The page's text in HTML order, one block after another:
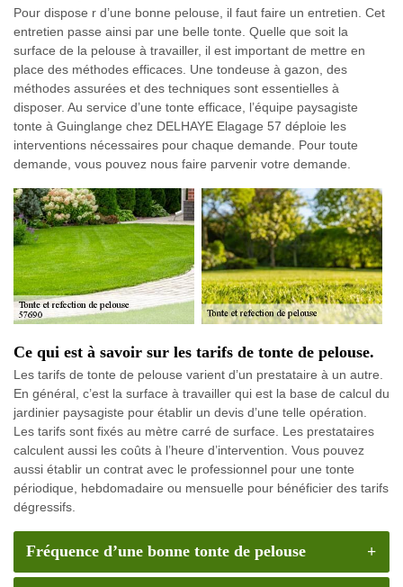
Pour dispose r d’une bonne pelouse, il faut faire un entretien. Cet
entretien passe ainsi par une belle tonte. Quelle que soit la
surface de la pelouse à travailler, il est important de mettre en
place des méthodes efficaces. Une tondeuse à gazon, des
méthodes assurées et des techniques sont essentielles à
disposer. Au service d’une tonte efficace, l’équipe paysagiste
tonte à Guinglange chez DELHAYE Elagage 57 déploie les
interventions nécessaires pour chaque demande. Pour toute
demande, vous pouvez nous faire parvenir votre demande.
Ce qui est à savoir sur les tarifs de tonte de pelouse.
Les tarifs de tonte de pelouse varient d’un prestataire à un autre.
En général, c’est la surface à travailler qui est la base de calcul du
jardinier paysagiste pour établir un devis d’une telle opération.
Les tarifs sont fixés au mètre carré de surface. Les prestataires
calculent aussi les coûts à l’heure d’intervention. Vous pouvez
aussi établir un contrat avec le professionnel pour une tonte
périodique, hebdomadaire ou mensuelle pour bénéficier des tarifs
dégressifs.
Fréquence d’une bonne tonte de pelouse